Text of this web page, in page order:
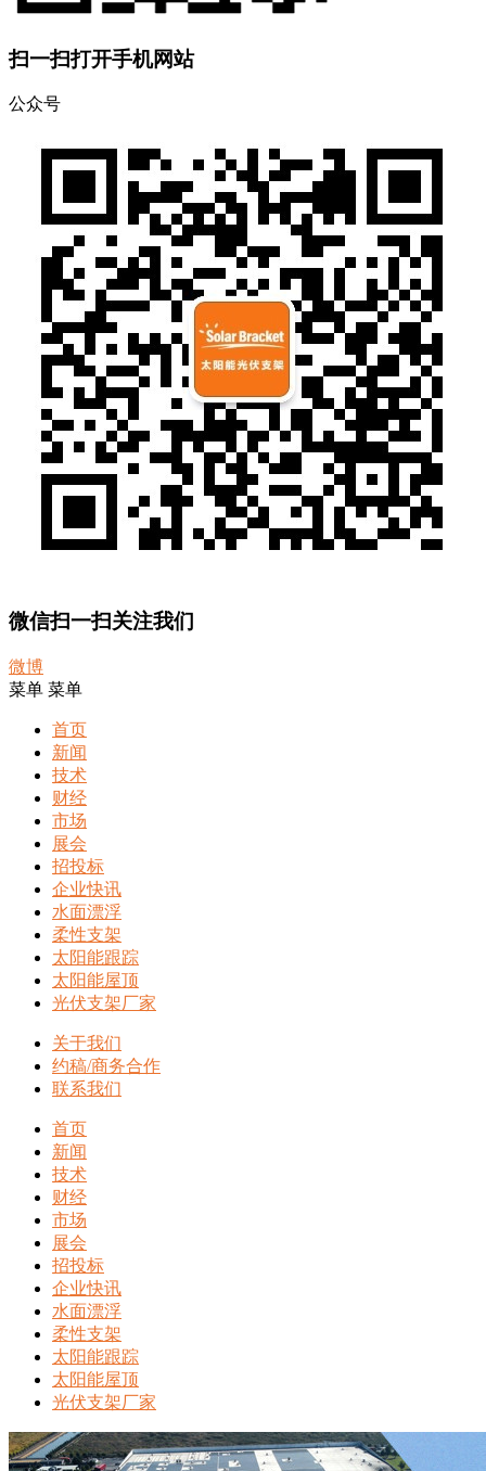
扫一扫打开手机网站
公众号
微信扫一扫关注我们
微博
菜单 菜单
首页
新闻
技术
财经
市场
展会
招投标
企业快讯
水面漂浮
柔性支架
太阳能跟踪
太阳能屋顶
光伏支架厂家
关于我们
约稿/商务合作
联系我们
首页
新闻
技术
财经
市场
展会
招投标
企业快讯
水面漂浮
柔性支架
太阳能跟踪
太阳能屋顶
光伏支架厂家